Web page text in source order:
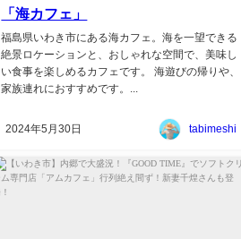
「海カフェ」
福島県いわき市にある海カフェ。海を一望できる
絶景ロケーションと、おしゃれな空間で、美味し
い食事を楽しめるカフェです。 海遊びの帰りや、
家族連れにおすすめです。...
2024年5月30日 tabimeshi